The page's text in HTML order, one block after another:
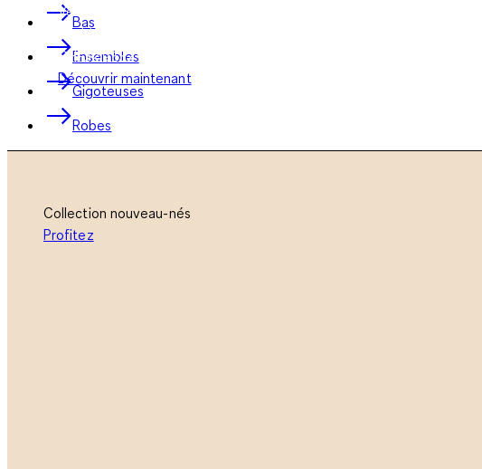
Vestes imperméables
doublées à partir de
CHF32.953295
Découvrir maintenant
Bas
Ensembles
Gigoteuses
Robes
Collection nouveau-nés
Profitez